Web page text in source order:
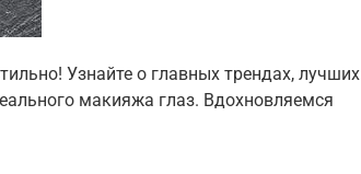
Узнайте о главных трендах, лучших
макияжа глаз. Вдохновляемся